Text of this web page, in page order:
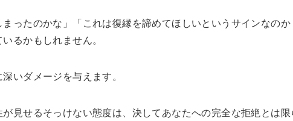
ったのかな」「これは復縁を諦めてほしいというサインなのか
るかもしれません。
いダメージを与えます。
見せるそっけない態度は、決してあなたへの完全な拒絶とは